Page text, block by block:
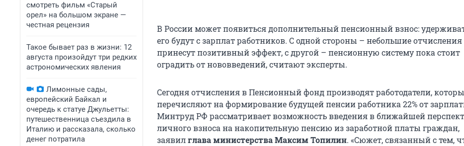
смотреть фильм «Старый
орел» на большом экране —
честная рецензия
Такое бывает раз в жизни: 12
августа произойдут три редких
астрономических явления
Лимонные сады,
европейский Байкал и
очередь к статуе Джульетты:
путешественница съездила в
Италию и рассказала, сколько
денег потратила
В России может появиться дополнительный пенсионный взнос:
его будут с зарплат работников. С одной стороны – небольшие отчисления
принесут позитивный эффект, с другой – пенсионную систему пока стоит
оградить от нововведений, считают эксперты.
Сегодня отчисления в Пенсионный фонд производят работодатели,
перечисляют на формирование будущей пенсии работника 22% от
Минтруд РФ рассматривает возможность введения в ближайшей
личного взноса на накопительную пенсию из заработной платы граждан,
заявилглава министерства Максим Топилин. «Сюжет, связанный с тем,